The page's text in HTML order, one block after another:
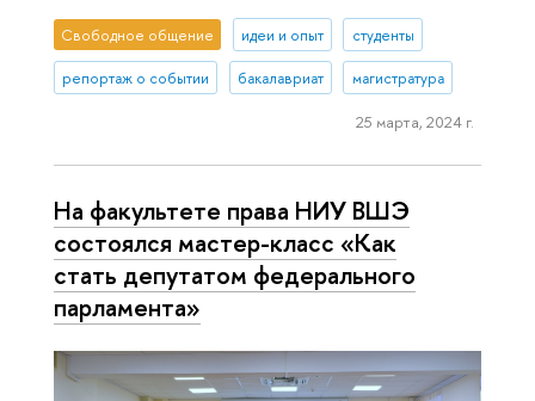
Свободное общение идеи и опыт студенты
репортаж о событии бакалавриат магистратура
25 марта, 2024 г.
На факультете права НИУ ВШЭ
состоялся мастер-класс «Как
стать депутатом федерального
парламента»